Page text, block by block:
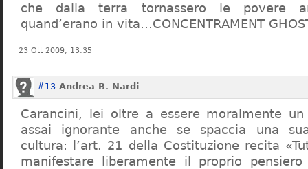
che dalla terra tornassero le povere
quand’erano in vita…CONCENTRAMENT
23 Ott 2009, 13:35
#13 Andrea B. Nardi
Carancini, lei oltre a essere moralmente
assai ignorante anche se spaccia una
cultura: l’art. 21 della Costituzione recita
manifestare liberamente il proprio